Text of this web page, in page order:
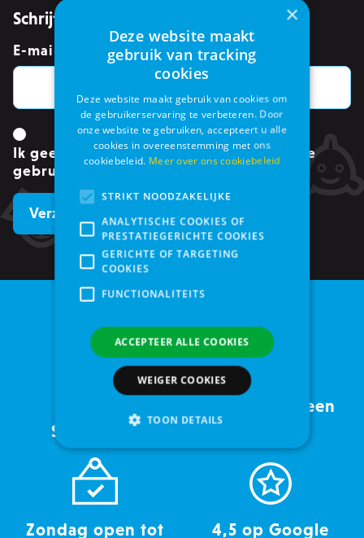
Schrijf je in voor de nieuwsbrief
E-mailadres
Ik geef toestemming om mijn gegevens te
gebruiken.
Sinds 2005
Service met een
Zondag open tot
4,5 op Google
×
Deze website maakt
gebruik van tracking
cookies
Deze website maakt gebruik van cookies om
de gebruikerservaring te verbeteren. Door
onze website te gebruiken, accepteert u alle
cookies in overeenstemming met ons
cookiebeleid. Meer over ons cookiebeleid
STRIKT NOODZAKELIJKE
ANALYTISCHE COOKIES OF
PRESTATIEGERICHTE COOKIES
GERICHTE OF TARGETING
COOKIES
FUNCTIONALITEITS
ACCEPTEER ALLE COOKIES
WEIGER COOKIES
TOON DETAILS
Analytische cookies of prestatiegerichte cookies
Gerichte of targeting cookies